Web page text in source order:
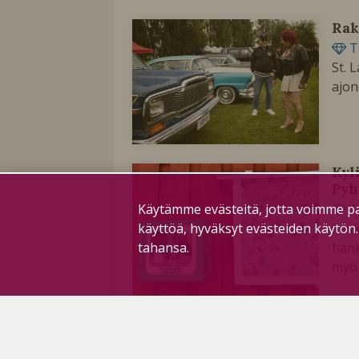
St.
Käytämme evästeitä, jotta voimme
käyttöä, hyväksyt evästeiden
tahansa.